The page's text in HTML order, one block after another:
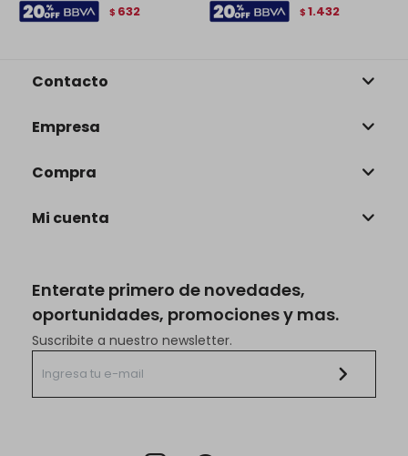
$ 632 $ 1.432
Enterate primero de novedades,
oportunidades, promociones y mas.
Suscribite a nuestro newsletter.
Contacto
Empresa
Compra
Mi cuenta